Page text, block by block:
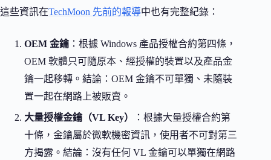
這些資訊在TechMoon 先前的報導中也有完整紀錄：
OEM 金鑰 ：根據 Windows 產品授權合約第四條，
OEM 軟體只可隨原本、經授權的裝置以及產品金
鑰一起移轉。結論：OEM 金鑰不可單獨、未隨裝
置一起在網路上被販賣。
大量授權金鑰（VL Key）
：根據大量授權合約第
十條，金鑰屬於微軟機密資訊，使用者不可對第三
方揭露。結論：沒有任何 VL 金鑰可以單獨在網路